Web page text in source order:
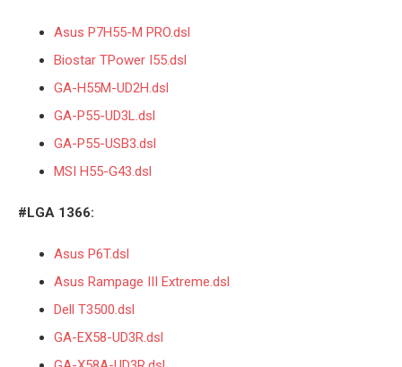
Asus P7H55-M PRO.dsl
Biostar TPower I55.dsl
GA-H55M-UD2H.dsl
GA-P55-UD3L.dsl
GA-P55-USB3.dsl
MSI H55-G43.dsl
#LGA 1366:
Asus P6T.dsl
Asus Rampage III Extreme.dsl
Dell T3500.dsl
GA-EX58-UD3R.dsl